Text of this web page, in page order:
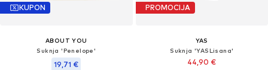
KUPON
ABOUT YOU
Suknja 'Penelope'
19,71 €
PROMOCIJA
YAS
Suknja 'YASLisana'
44,90 €